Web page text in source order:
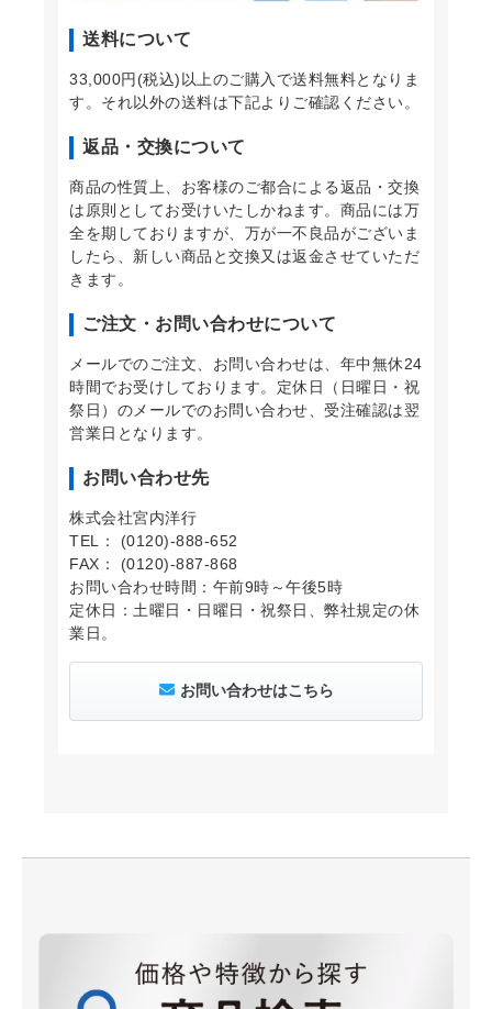
送料について
33,000円(税込)以上のご購入で送料無料となりま
す。それ以外の送料は下記よりご確認ください。
返品・交換について
商品の性質上、お客様のご都合による返品・交換
は原則としてお受けいたしかねます。商品には万
全を期しておりますが、万が一不良品がございま
したら、新しい商品と交換又は返金させていただ
きます。
ご注文・お問い合わせについて
メールでのご注文、お問い合わせは、年中無休24
時間でお受けしております。定休日（日曜日・祝
祭日）のメールでのお問い合わせ、受注確認は翌
営業日となります。
お問い合わせ先
株式会社宮内洋行
TEL： (0120)-888-652
FAX： (0120)-887-868
お問い合わせ時間：午前9時～午後5時
定休日：土曜日・日曜日・祝祭日、弊社規定の休
業日。
お問い合わせはこちら